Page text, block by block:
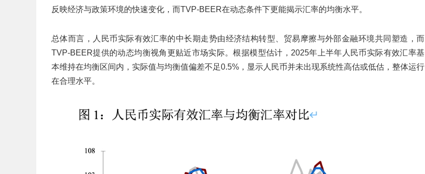
反映经济与政策环境的快速变化，而TVP-BEER在动态条件下更能揭示汇率的均衡水平。
总体而言，人民币实际有效汇率的中长期走势由经济结构转型、贸易摩擦与外部金融环境共同塑造，而
TVP-BEER提供的动态均衡视角更贴近市场实际。根据模型估计，2025年上半年人民币实际有效汇率基
本维持在均衡区间内，实际值与均衡值偏差不足0.5%，显示人民币并未出现系统性高估或低估，整体运行
在合理水平。